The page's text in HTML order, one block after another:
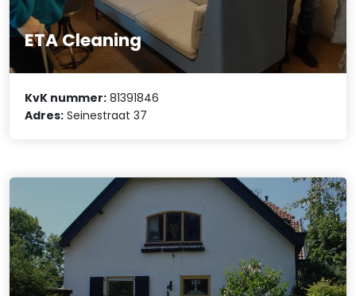
ETA Cleaning
KvK nummer: 81391846
Adres: Seinestraat 37